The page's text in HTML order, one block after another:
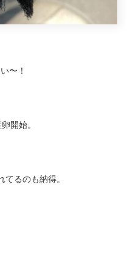
〜！
開始。
るのも納得。